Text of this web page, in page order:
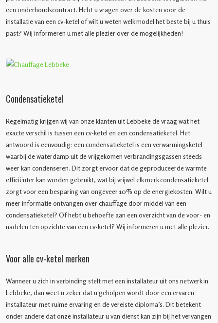
een onderhoudscontract. Hebt u vragen over de kosten voor de
installatie van een cv-ketel of wilt u weten welk model het beste bij u thuis
past? Wij informeren u met alle plezier over de mogelijkheden!
Condensatieketel
Regelmatig krijgen wij van onze klanten uit Lebbeke de vraag wat het
exacte verschil is tussen een cv-ketel en een condensatieketel. Het
antwoord is eenvoudig: een condensatieketel is een verwarmingsketel
waarbij de waterdamp uit de vrijgekomen verbrandingsgassen steeds
weer kan condenseren. Dit zorgt ervoor dat de geproduceerde warmte
efficiënter kan worden gebruikt, wat bij vrijwel elk merk condensatieketel
zorgt voor een besparing van ongeveer 10% op de energiekosten. Wilt u
meer informatie ontvangen over chauffage door middel van een
condensatieketel? Of hebt u behoefte aan een overzicht van de voor- en
nadelen ten opzichte van een cv-ketel? Wij informeren u met alle plezier.
Voor alle cv-ketel merken
Wanneer u zich in verbinding stelt met een installateur uit ons netwerk in
Lebbeke, dan weet u zeker dat u geholpen wordt door een ervaren
installateur met ruime ervaring en de vereiste diploma’s. Dit betekent
onder andere dat onze installateur u van dienst kan zijn bij het vervangen